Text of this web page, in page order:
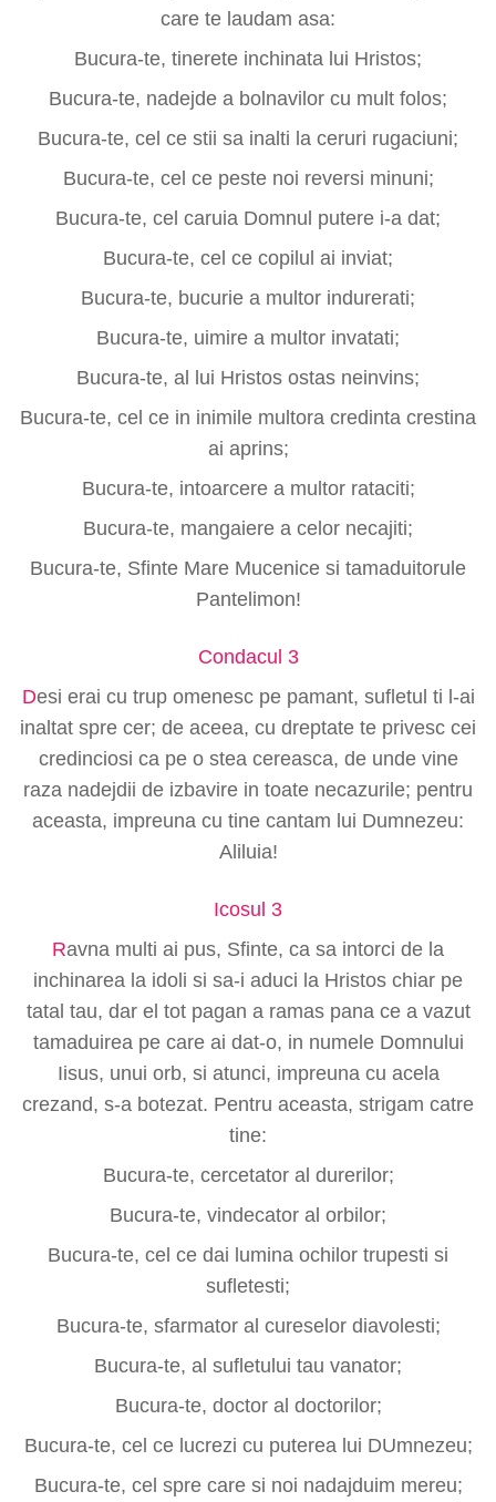
care te laudam asa:
Bucura-te, tinerete inchinata lui Hristos;
Bucura-te, nadejde a bolnavilor cu mult folos;
Bucura-te, cel ce stii sa inalti la ceruri rugaciuni;
Bucura-te, cel ce peste noi reversi minuni;
Bucura-te, cel caruia Domnul putere i-a dat;
Bucura-te, cel ce copilul ai inviat;
Bucura-te, bucurie a multor indurerati;
Bucura-te, uimire a multor invatati;
Bucura-te, al lui Hristos ostas neinvins;
Bucura-te, cel ce in inimile multora credinta crestina
ai aprins;
Bucura-te, intoarcere a multor rataciti;
Bucura-te, mangaiere a celor necajiti;
Bucura-te, Sfinte Mare Mucenice si tamaduitorule
Pantelimon!
Condacul 3
Desi erai cu trup omenesc pe pamant, sufletul ti l-ai
inaltat spre cer; de aceea, cu dreptate te privesc cei
credinciosi ca pe o stea cereasca, de unde vine
raza nadejdii de izbavire in toate necazurile; pentru
aceasta, impreuna cu tine cantam lui Dumnezeu:
Aliluia!
Icosul 3
Ravna multi ai pus, Sfinte, ca sa intorci de la
inchinarea la idoli si sa-i aduci la Hristos chiar pe
tatal tau, dar el tot pagan a ramas pana ce a vazut
tamaduirea pe care ai dat-o, in numele Domnului
Iisus, unui orb, si atunci, impreuna cu acela
crezand, s-a botezat. Pentru aceasta, strigam catre
tine:
Bucura-te, cercetator al durerilor;
Bucura-te, vindecator al orbilor;
Bucura-te, cel ce dai lumina ochilor trupesti si
sufletesti;
Bucura-te, sfarmator al cureselor diavolesti;
Bucura-te, al sufletului tau vanator;
Bucura-te, doctor al doctorilor;
Bucura-te, cel ce lucrezi cu puterea lui DUmnezeu;
Bucura-te, cel spre care si noi nadajduim mereu;